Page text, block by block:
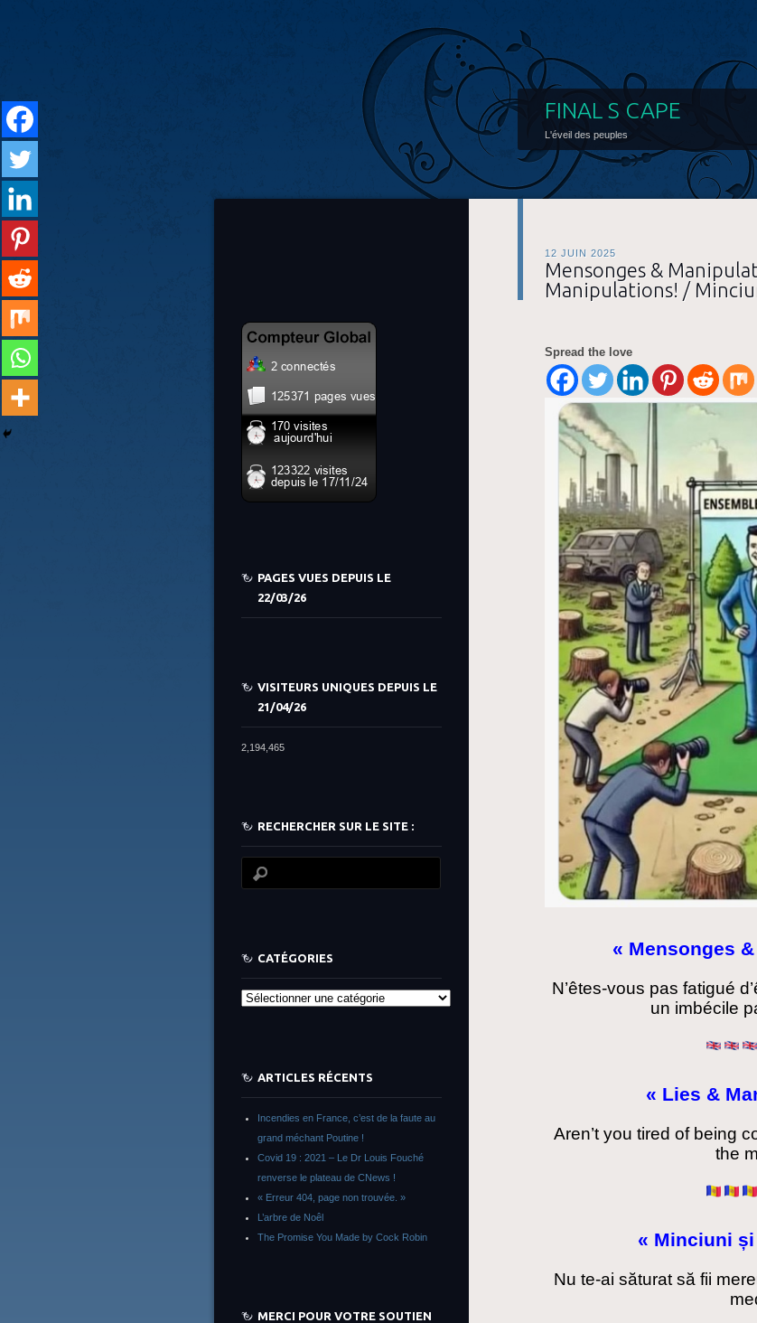
FINAL S CAPE
L'éveil des peuples
12 JUIN 2025
Mensonges &
Manipulations! /
Spread the love
« Mensonges
N’êtes-vous pas fatigué
un imbécile
« Lies &
Aren’t you tired of being
the
« Minciuni
Nu te-ai săturat să fii
PAGES VUES DEPUIS LE
22/03/26
VISITEURS UNIQUES DEPUIS LE
21/04/26
2,194,465
RECHERCHER SUR LE SITE :
CATÉGORIES
Catégories
ARTICLES RÉCENTS
Incendies en France, c’est de la faute au
grand méchant Poutine !
Covid 19 : 2021 – Le Dr Louis Fouché
renverse le plateau de CNews !
« Erreur 404, page non trouvée. »
L’arbre de Noêl
The Promise You Made by Cock Robin
MERCI POUR VOTRE SOUTIEN